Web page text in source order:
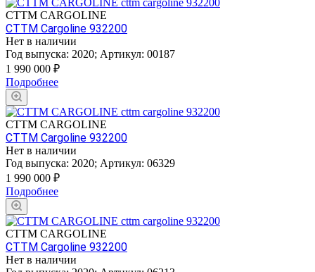
CTTM CARGOLINE
CTTM Cargoline 932200
Нет в наличии
Год выпуска: 2020; Артикул: 00187
1 990 000 ₽
Подробнее
CTTM CARGOLINE
CTTM Cargoline 932200
Нет в наличии
Год выпуска: 2020; Артикул: 06329
1 990 000 ₽
Подробнее
CTTM CARGOLINE
CTTM Cargoline 932200
Нет в наличии